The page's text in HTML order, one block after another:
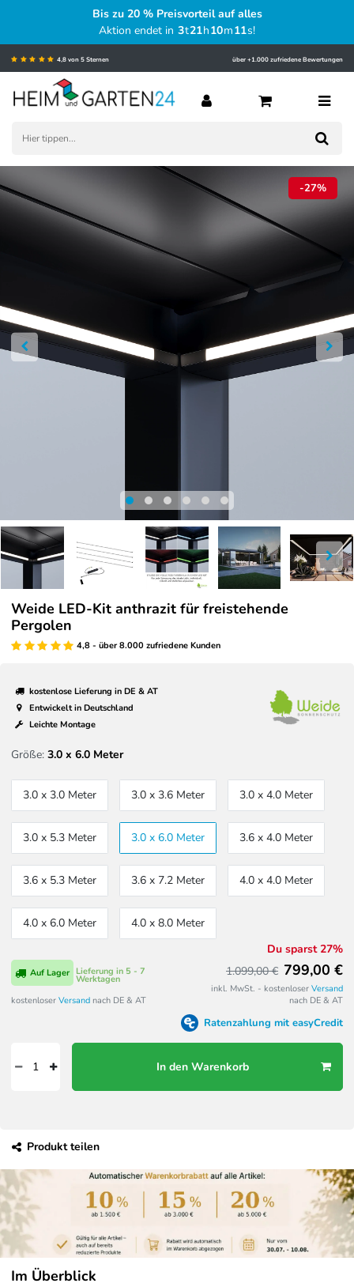
Bis zu 20 % Preisvorteil auf alles
Aktion endet in 3t21h10m10s!
4,8 von 5 Sternen über +1.000 zufriedene Bewertungen
-27%
Weide LED-Kit anthrazit für freistehende
Pergolen
4,8 - über 8.000 zufriedene Kunden
kostenlose Lieferung in DE & AT
Entwickelt in Deutschland
Leichte Montage
Größe: 3.0 x 6.0 Meter
3.0 x 3.0 Meter 3.0 x 3.6 Meter 3.0 x 4.0 Meter
3.0 x 5.3 Meter 3.0 x 6.0 Meter 3.6 x 4.0 Meter
3.6 x 5.3 Meter 3.6 x 7.2 Meter 4.0 x 4.0 Meter
4.0 x 6.0 Meter 4.0 x 8.0 Meter
Lieferung in 5 - 7
Werktagen
Auf Lager
kostenloser Versand nach DE & AT
Du sparst 27%
1.099,00 € 799,00 €
inkl. MwSt. - kostenloser Versand
nach DE & AT
Ratenzahlung mit easyCredit
In den Warenkorb
Produkt teilen
Im Überblick